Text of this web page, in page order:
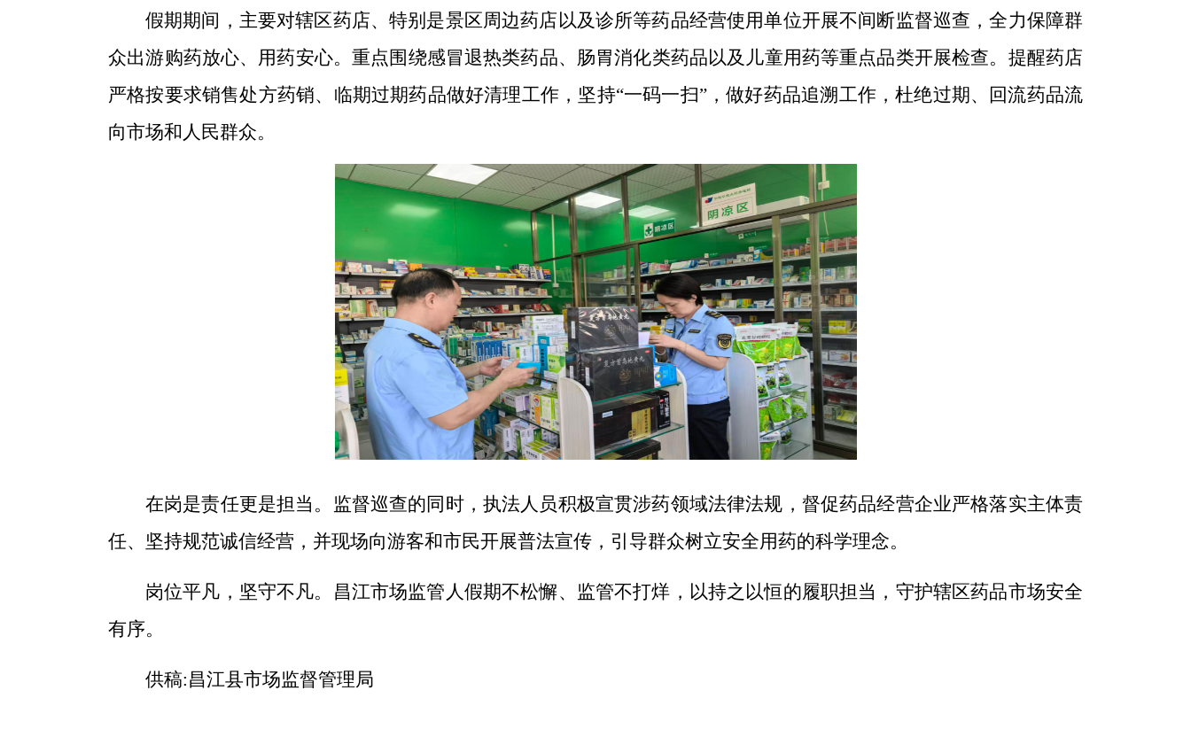
假期期间，主要对辖区药店、特别是景区周边药店以及诊所等药品经营使用单位开展不间断监督巡查，全力保障群
众出游购药放心、用药安心。重点围绕感冒退热类药品、 肠胃消化类药品以及儿童用药等重点品类开展检查。 提醒药店
严格按要求销售处方药销、临期过期药品做好清理工作 ， 坚持“一码一扫”，做好药品追溯工作，杜绝过期、回流药品流
向市场和人民群众。
在岗是责任更是担当 。监督巡查的同时，执法人员积极宣贯涉药领域法律法规 ， 督促药品经营企业严格落实主体责
任、 坚持规范诚信经营 ，并现场向游客和市民开展普法宣传， 引导群众树立安全用药的科学理念。
岗位平凡 ，坚守不凡。昌江市场监管人假期不松懈、监管不打烊，以持之以恒的履职担当 ， 守护辖区药品市场安全
有序。
供稿:昌江县市场监督管理局